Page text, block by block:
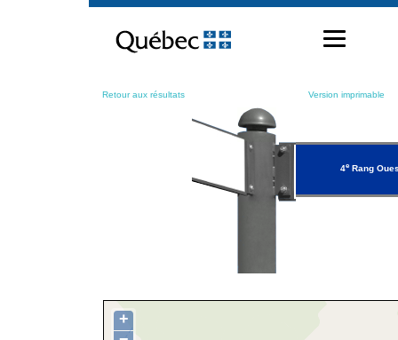
contenu
Retour aux résultats Version imprimable
4eRang
+